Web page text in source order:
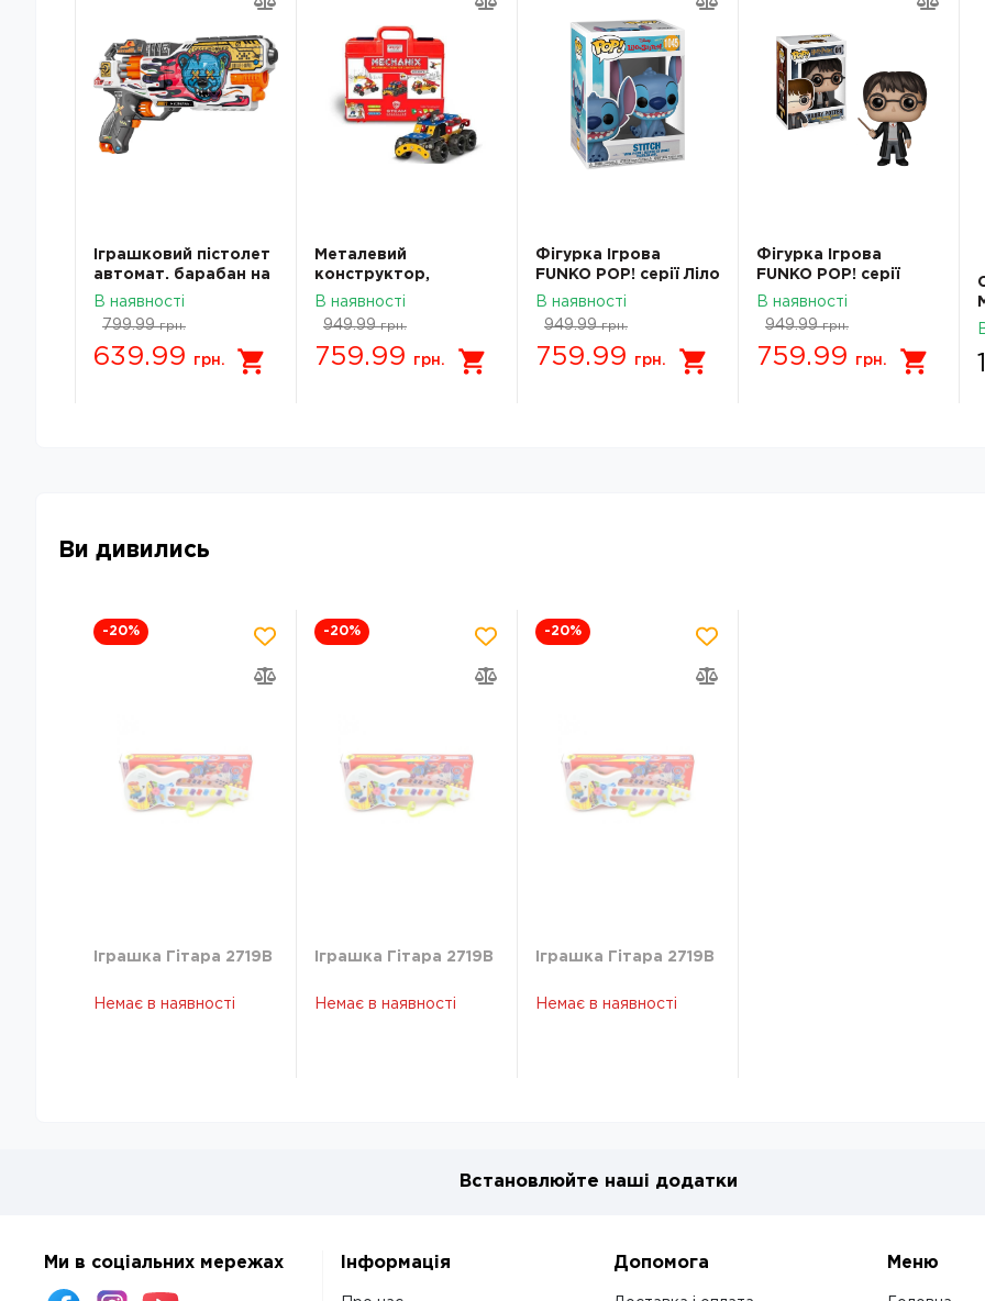
Іграшковий пістолет
автомат. барабан на
батарейках з м`як.
Ведмежа 34х21см
В наявності
799.99 грн.
639.99 грн.
Металевий
конструктор,
розвиваючий у
Mechanix ADVANCE
249 елементів-28
В наявності
949.99 грн.
759.99 грн.
Фігурка Ігрова
FUNKO POP! серії Ліло
та Стіч- СТІЧЩО
В наявності
949.99 грн.
759.99 грн.
Фігурка Ігрова
FUNKO POP! серії
Гаррі Поттер- ГАРРІ
5858
В наявності
949.99 грн.
759.99 грн.
Ви дивились
-20%
Іграшка Гітара 2719B
Немає в наявності
-20%
Іграшка Гітара 2719B
Немає в наявності
-20%
Іграшка Гітара 2719B
Немає в наявності
Встановлюйте наші додатки
Ми в соціальних мережах Інформація Допомога Меню